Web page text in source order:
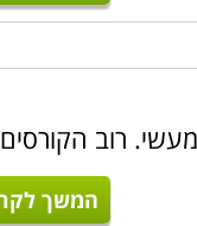
רוב הקורסים
המשך